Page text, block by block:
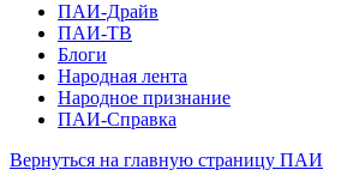
ПАИ-Драйв
ПАИ-ТВ
Блоги
Народная лента
Народное признание
ПАИ-Справка
Вернуться на главную страницу ПАИ